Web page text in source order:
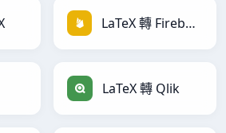
LaTeX 轉 Firebase
LaTeX 轉 Qlik